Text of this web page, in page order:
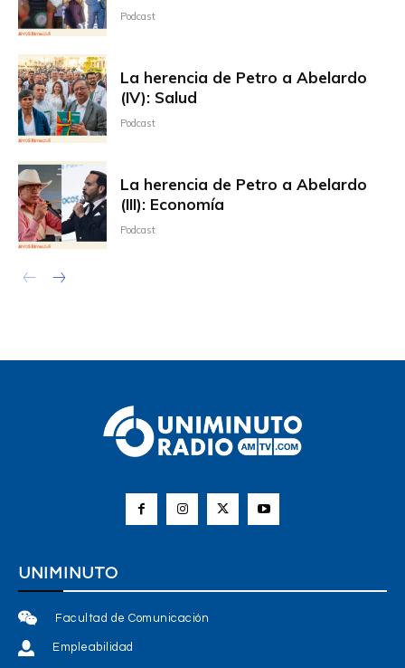
Podcast
La herencia de Petro a Abelardo
(IV): Salud
Podcast
La herencia de Petro a Abelardo
(III): Economía
Podcast
UNIMINUTO
Facultad de Comunicación
Empleabilidad